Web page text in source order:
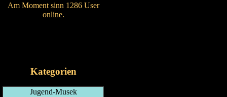
Am Moment sinn 1286 User
online.
Kategorien
Jugend-Musek